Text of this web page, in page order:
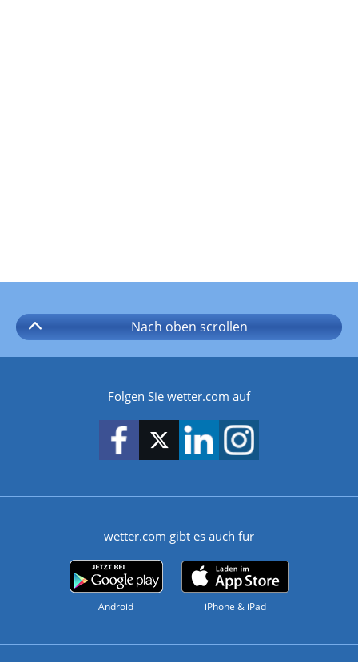
Nach oben scrollen
Folgen Sie wetter.com auf
wetter.com gibt es auch für
Android iPhone & iPad